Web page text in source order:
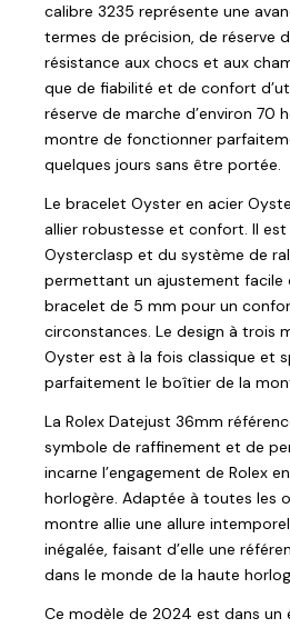
calibre 3235 représente une
termes de précision, de réserve
résistance aux chocs et aux
que de fiabilité et de confort
réserve de marche d’environ 70
montre de fonctionner
quelques jours sans être portée.
Le bracelet Oyster en acier
allier robustesse et confort. Il
Oysterclasp et du système de
permettant un ajustement facile
bracelet de 5 mm pour un
circonstances. Le design à trois
Oyster est à la fois classique et
parfaitement le boîtier de la
La Rolex Datejust 36mm
symbole de raffinement et de
incarne l’engagement de Rolex
horlogère. Adaptée à toutes les
montre allie une allure
inégalée, faisant d’elle une
dans le monde de la haute
Ce modèle de 2024 est dans